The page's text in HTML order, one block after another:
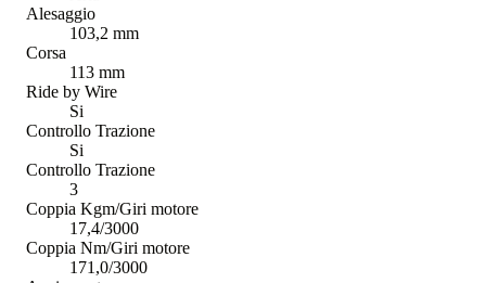
Alesaggio
103,2 mm
Corsa
113 mm
Ride by Wire
Si
Controllo Trazione
Si
Controllo Trazione
3
Coppia Kgm/Giri motore
17,4/3000
Coppia Nm/Giri motore
171,0/3000